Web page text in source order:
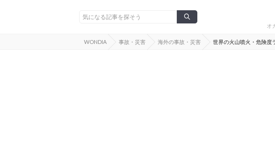
オ
WONDIA 事故・災害 海外の事故・災害 世界の火山噴火・危険度